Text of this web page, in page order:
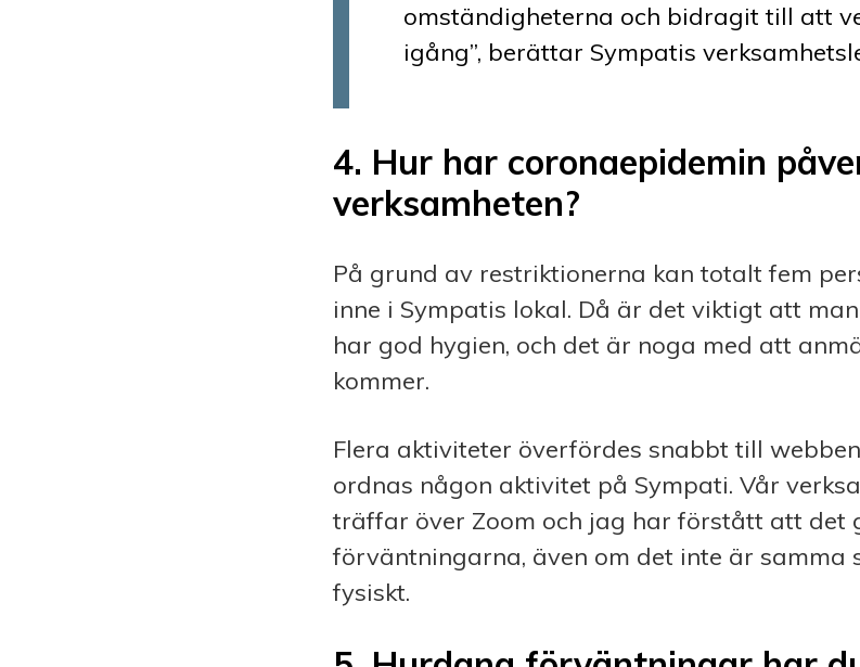
omständigheterna och bidragit till att
igång”, berättar Sympatis
4. Hur har coronaepidemin
verksamheten?
På grund av restriktionerna kan totalt fem
inne i Sympatis lokal. Då är det viktigt att
har god hygien, och det är noga med att
kommer.
Flera aktiviteter överfördes snabbt till
ordnas någon aktivitet på Sympati. Vår
träffar över Zoom och jag har förstått att det
förväntningarna, även om det inte är samma
fysiskt.